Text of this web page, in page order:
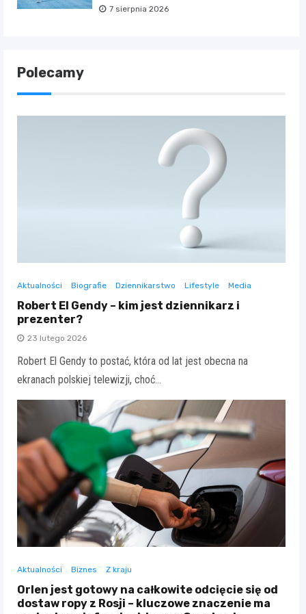
7 sierpnia 2026
Polecamy
Aktualności Biografie Dziennikarstwo Lifestyle Media
Robert El Gendy – kim jest dziennikarz i
prezenter?
23 lutego 2026
Robert El Gendy to postać, która od lat jest obecna na
ekranach polskiej telewizji, choć…
Aktualności Biznes Z kraju
Orlen jest gotowy na całkowite odcięcie się od
dostaw ropy z Rosji – kluczowe znaczenie ma